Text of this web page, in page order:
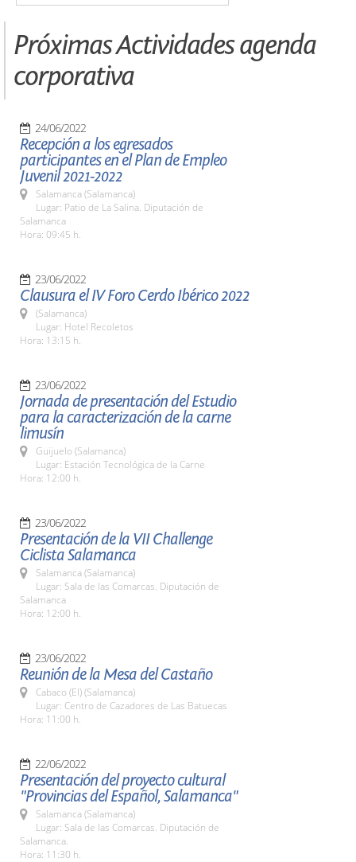
Próximas Actividades agenda
corporativa
24/06/2022
Recepción a los egresados
participantes en el Plan de Empleo
Juvenil 2021-2022
Salamanca (Salamanca)
Lugar: Patio de La Salina. Diputación de
Salamanca
Hora: 09:45 h.
23/06/2022
Clausura el IV Foro Cerdo Ibérico 2022
(Salamanca)
Lugar: Hotel Recoletos
Hora: 13:15 h.
23/06/2022
Jornada de presentación del Estudio
para la caracterización de la carne
limusín
Guijuelo (Salamanca)
Lugar: Estación Tecnológica de la Carne
Hora: 12:00 h.
23/06/2022
Presentación de la VII Challenge
Ciclista Salamanca
Salamanca (Salamanca)
Lugar: Sala de las Comarcas. Diputación de
Salamanca
Hora: 12:00 h.
23/06/2022
Reunión de la Mesa del Castaño
Cabaco (El) (Salamanca)
Lugar: Centro de Cazadores de Las Batuecas
Hora: 11:00 h.
22/06/2022
Presentación del proyecto cultural
"Provincias del Español, Salamanca"
Salamanca (Salamanca)
Lugar: Sala de las Comarcas. Diputación de
Salamanca.
Hora: 11:30 h.